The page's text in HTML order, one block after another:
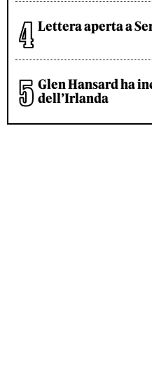
Lettera aperta a
Glen Hansard ha
dell’Irlanda